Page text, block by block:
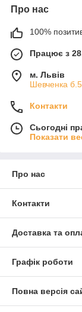
Про нас
100%
Працює з
м. Львів
Шевченка
Контакти
Сьогодні
Показати
Про нас
Контакти
Доставка та
Графік роботи
Повна версія